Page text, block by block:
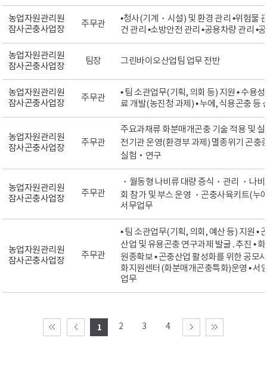
농업자원관리원
잠사곤충사업장
주무관
•청사(기계・시설) 및 환경 관리 •위험물
건 관리 •소방안전 관리 •공용차량 관리 •
농업자원관리원
잠사곤충사업장
팀장 그린바이오산업팀 업무 전반
농업자원관리원
잠사곤충사업장
주무관
• 팀 소관업무(기획, 의회 등) 지원 • 수용
료 개발(농진청 과제) • 누에, 식용곤충 등
농업자원관리원
잠사곤충사업장
주무관
주요과채류 화분매개곤충 기술 적용 및
전기관 운영(환경부 과제) 멸종위기 곤
실험‧연구
농업자원관리원
잠사곤충사업장
주무관
・월동형 나비류 대량 증식・관리 ・나
회 참가 및 부스 운영 ・곤충사육키트(누
서무업무
농업자원관리원
잠사곤충사업장
주무관
• 팀 소관업무(기획, 의회, 예산 등) 지원 •
산업 및 유용곤충 연구과제 발굴․추진 •
원종확보 • 곤충산업 활성화를 위한 공모
화지원센터(화분매개곤충특화)운영 • 서
업무
1 2 3 4